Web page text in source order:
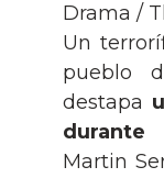
Drama /
Un
pueblo
destapa
durante
Martin